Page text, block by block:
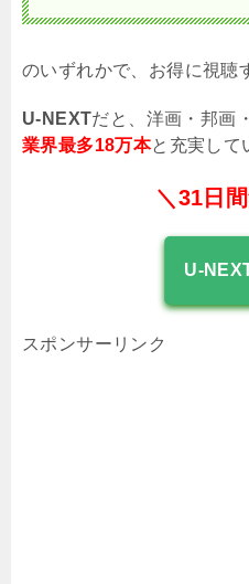
のいずれかで、お得に視聴
U-NEXTだと、洋画・邦画
業界最多18万本と充実して
＼31日
U-
スポンサーリンク